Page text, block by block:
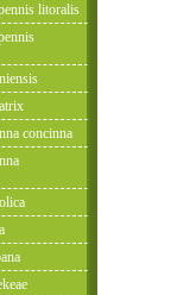
litoralis
concinna